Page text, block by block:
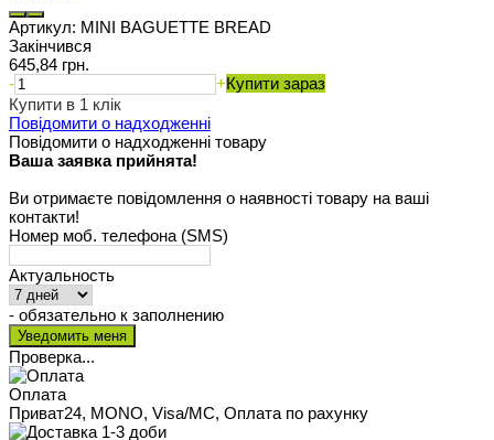
Артикул: MINI BAGUETTE BREAD
Закінчився
645,84 грн.
-
+Купити зараз
Купити в 1 клік
Повідомити о надходженні
Повідомити о надходженні товару
Ваша заявка прийнята!
Ви отримаєте повідомлення о наявності товару на ваші
контакти!
Номер моб. телефона (SMS)
Актуальность
- обязательно к заполнению
Проверка...
Оплата
Приват24, MONO, Visa/MC, Оплата по рахунку